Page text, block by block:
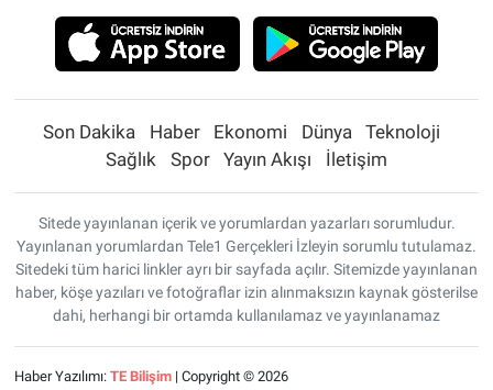
Son Dakika Haber Ekonomi Dünya
Teknoloji
Sağlık
Spor Yayın Akışı İletişim
Sitede yayınlanan içerik ve yorumlardan yazarları sorumludur.
Yayınlanan yorumlardan Tele1 Gerçekleri İzleyin sorumlu tutulamaz.
Sitedeki tüm harici linkler ayrı bir sayfada açılır. Sitemizde yayınlanan
haber, köşe yazıları ve fotoğraflar izin alınmaksızın kaynak gösterilse
dahi, herhangi bir ortamda kullanılamaz ve yayınlanamaz
Haber Yazılımı: TE Bilişim| Copyright © 2026